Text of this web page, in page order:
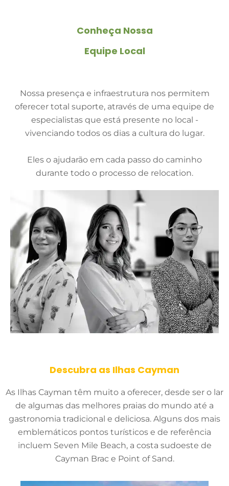
Conheça Nossa
Equipe Local
Nossa presença e infraestrutura nos permitem
oferecer total suporte, através de uma equipe de
especialistas que está presente no local -
vivenciando todos os dias a cultura do lugar.
Eles o ajudarão em cada passo do caminho
durante todo o processo de relocation.
Descubra as Ilhas Cayman
As Ilhas Cayman têm muito a oferecer, desde ser o lar
de algumas das melhores praias do mundo até a
gastronomia tradicional e deliciosa. Alguns dos mais
emblemáticos pontos turísticos e de referência
incluem Seven Mile Beach, a costa sudoeste de
Cayman Brac e Point of Sand.